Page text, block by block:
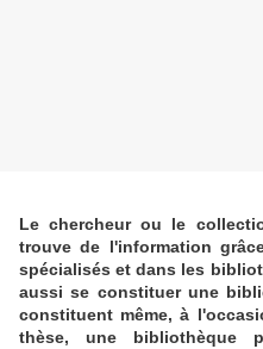
Le chercheur ou le
trouve de l'information
spécialisés et dans les
aussi se constituer une
constituent même, à
thèse, une bibliothèque